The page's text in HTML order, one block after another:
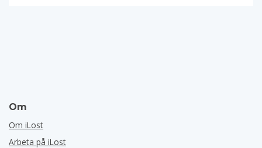
Om
Om iLost
Arbeta på iLost